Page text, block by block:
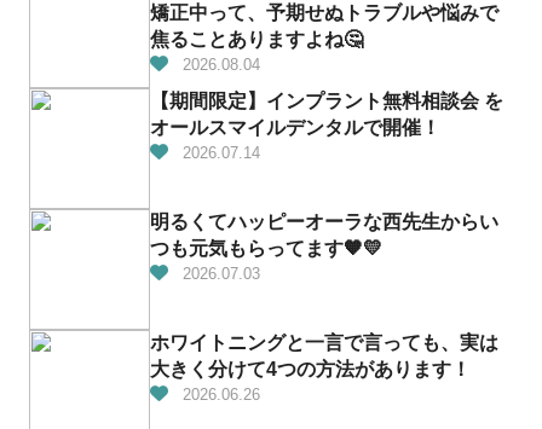
矯正中って、予期せぬトラブルや悩みで
焦ることありますよね🤔
2026.08.04
【期間限定】インプラント無料相談会 を
オールスマイルデンタルで開催！
2026.07.14
明るくてハッピーオーラな西先生からい
つも元気もらってます🧡💛
2026.07.03
ホワイトニングと一言で言っても、実は
大きく分けて4つの方法があります！
2026.06.26